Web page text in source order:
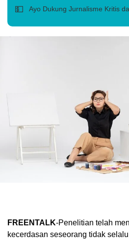
💵 Ayo Dukung Jurnalisme Kritis
FREENTALK-Penelitian telah
kecerdasan seseorang tidak